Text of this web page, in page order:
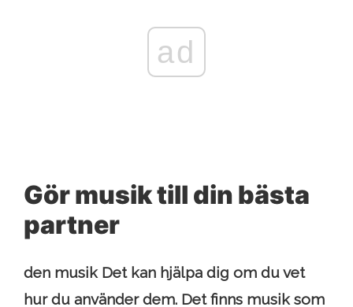
ad
Gör musik till din bästa
partner
den musikDet kan hjälpa dig om du vet
hur du använder dem. Det finns musik som